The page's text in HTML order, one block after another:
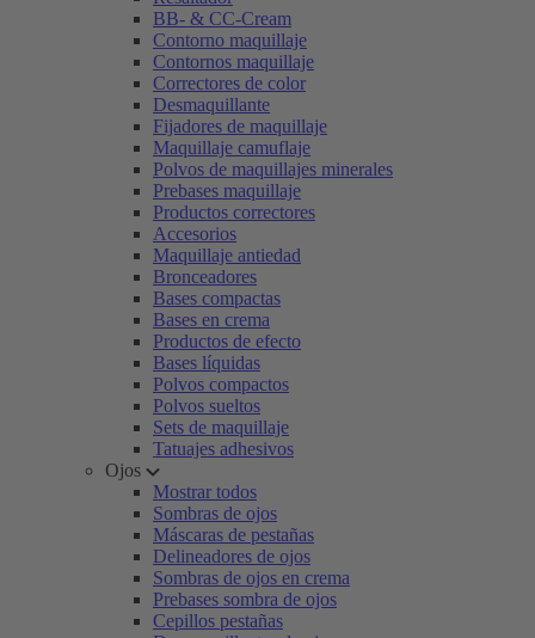
BB- & CC-Cream
Contorno maquillaje
Contornos maquillaje
Correctores de color
Desmaquillante
Fijadores de maquillaje
Maquillaje camuflaje
Polvos de maquillajes minerales
Prebases maquillaje
Productos correctores
Accesorios
Maquillaje antiedad
Bronceadores
Bases compactas
Bases en crema
Productos de efecto
Bases líquidas
Polvos compactos
Polvos sueltos
Sets de maquillaje
Tatuajes adhesivos
Ojos
Mostrar todos
Sombras de ojos
Máscaras de pestañas
Delineadores de ojos
Sombras de ojos en crema
Prebases sombra de ojos
Cepillos pestañas